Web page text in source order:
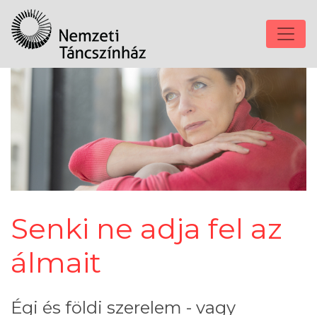
Senki ne adja fel az
álmait
Égi és földi szerelem - vagy